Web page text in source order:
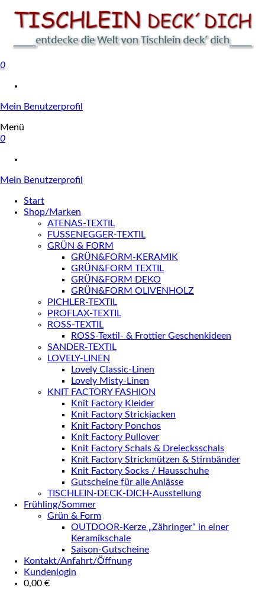
0
Mein Benutzerprofil
Menü
0
Mein Benutzerprofil
Start
Shop/Marken
ATENAS-TEXTIL
FUSSENEGGER-TEXTIL
GRÜN & FORM
GRÜN&FORM-KERAMIK
GRÜN&FORM TEXTIL
GRÜN&FORM DEKO
GRÜN&FORM OLIVENHOLZ
PICHLER-TEXTIL
PROFLAX-TEXTIL
ROSS-TEXTIL
ROSS-Textil- & Frottier Geschenkideen
SANDER-TEXTIL
LOVELY-LINEN
Lovely Classic-Linen
Lovely Misty-Linen
KNIT FACTORY FASHION
Knit Factory Kleider
Knit Factory Strickjacken
Knit Factory Ponchos
Knit Factory Pullover
Knit Factory Schals & Dreiecksschals
Knit Factory Strickmützen & Stirnbänder
Knit Factory Socks / Hausschuhe
Gutscheine für alle Anlässe
TISCHLEIN-DECK-DICH-Ausstellung
Frühling/Sommer
Grün & Form
OUTDOOR-Kerze „Zähringer“ in einer
Keramikschale
Saison-Gutscheine
Kontakt/Anfahrt/Öffnung
Kundenlogin
0,00 €